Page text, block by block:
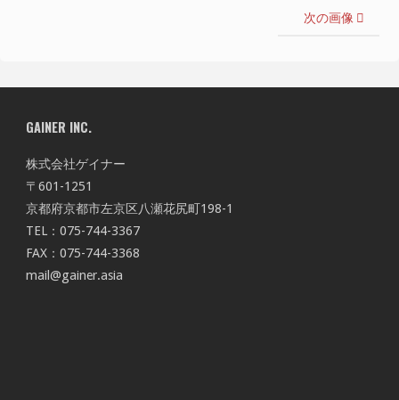
次の画像
GAINER INC.
株式会社ゲイナー
〒601-1251
京都府京都市左京区八瀬花尻町198-1
TEL：075-744-3367
FAX：075-744-3368
mail@gainer.asia